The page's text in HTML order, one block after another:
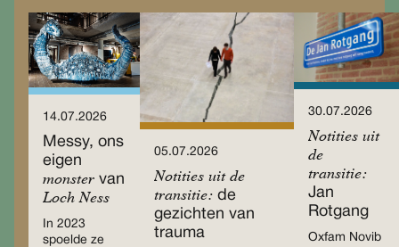
14.07.2026
Messy, ons
eigen
monster van
Loch Ness
In 2023
spoelde ze
05.07.2026
Notities uit de
transitie: de
gezichten van
trauma
30.07.2026
Notities uit
de
transitie:
Jan
Rotgang
Oxfam Novib